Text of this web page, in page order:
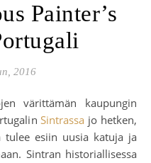
Painter’s
2016
Sintrassa jo hetken,
esiin uusia katuja ja
Sintran historiallisessa